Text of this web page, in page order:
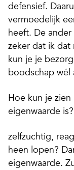
defensief.
vermoedelijk
heeft. De
zeker dat ik dat
kun je je
boodschap wél
Hoe kun je
eigenwaarde
zelfzuchtig,
heen lopen?
eigenwaarde.